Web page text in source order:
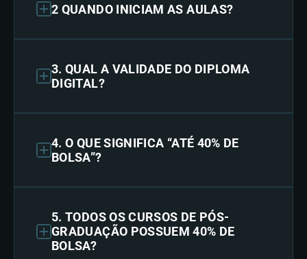
2 QUANDO INICIAM AS AULAS?
3. QUAL A VALIDADE DO DIPLOMA
DIGITAL?
4. O QUE SIGNIFICA “ATÉ 40% DE
BOLSA”?
5. TODOS OS CURSOS DE PÓS-
GRADUAÇÃO POSSUEM 40% DE
BOLSA?